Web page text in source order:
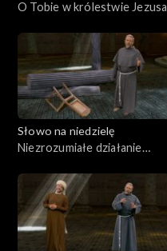
O Tobie w królestwie Jezusa
Słowo na niedzielę
Niezrozumiałe działanie